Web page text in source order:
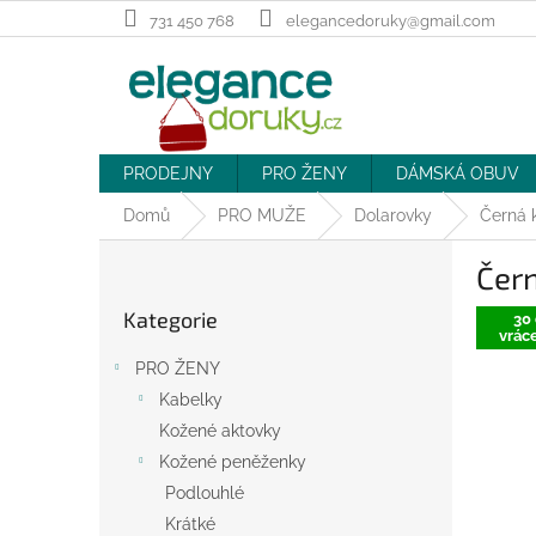
na
731 450 768 elegancedoruky@gmail.com
PRODEJNY PRO ŽENY DÁMSKÁ OBUV
Domů PRO MUŽE Dolarovky Černá
kategorie
Kategorie
PRO ŽENY
Kabelky
Kožené aktovky
Kožené peněženky
Podlouhlé
Krátké
30